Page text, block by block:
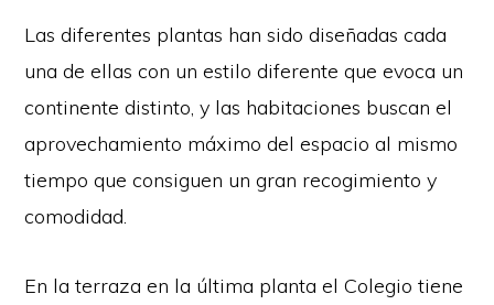
Las diferentes plantas han sido diseñadas cada
una de ellas con un estilo diferente que evoca un
continente distinto, y las habitaciones buscan el
aprovechamiento máximo del espacio al mismo
tiempo que consiguen un gran recogimiento y
comodidad.
En la terraza en la última planta el Colegio tiene